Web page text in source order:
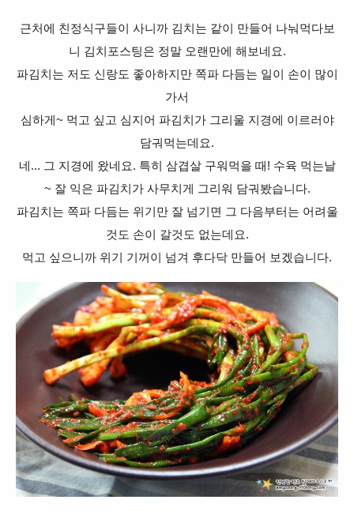
근처에 친정식구들이 사니까 김치는 같이 만들어 나눠먹다보
니 김치포스팅은 정말 오랜만에 해보네요.
파김치는 저도 신랑도 좋아하지만 쪽파 다듬는 일이 손이 많이
가서
심하게~ 먹고 싶고 심지어 파김치가 그리울 지경에 이르러야
담궈먹는데요.
네... 그 지경에 왔네요. 특히 삼겹살 구워먹을 때! 수육 먹는날
~ 잘 익은 파김치가 사무치게 그리워 담궈봤습니다.
파김치는 쪽파 다듬는 위기만 잘 넘기면 그 다음부터는 어려울
것도 손이 갈것도 없는데요.
먹고 싶으니까 위기 기꺼이 넘겨 후다닥 만들어 보겠습니다.